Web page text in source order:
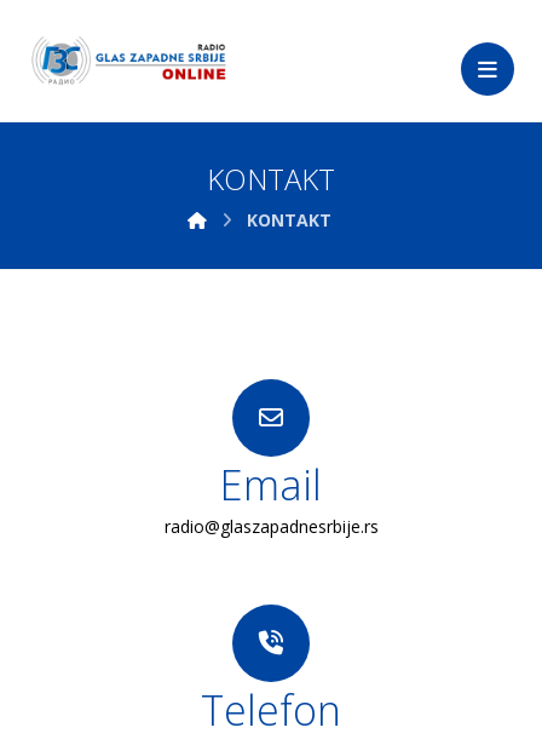
KONTAKT
KONTAKT
Email
radio@glaszapadnesrbije.rs
Telefon